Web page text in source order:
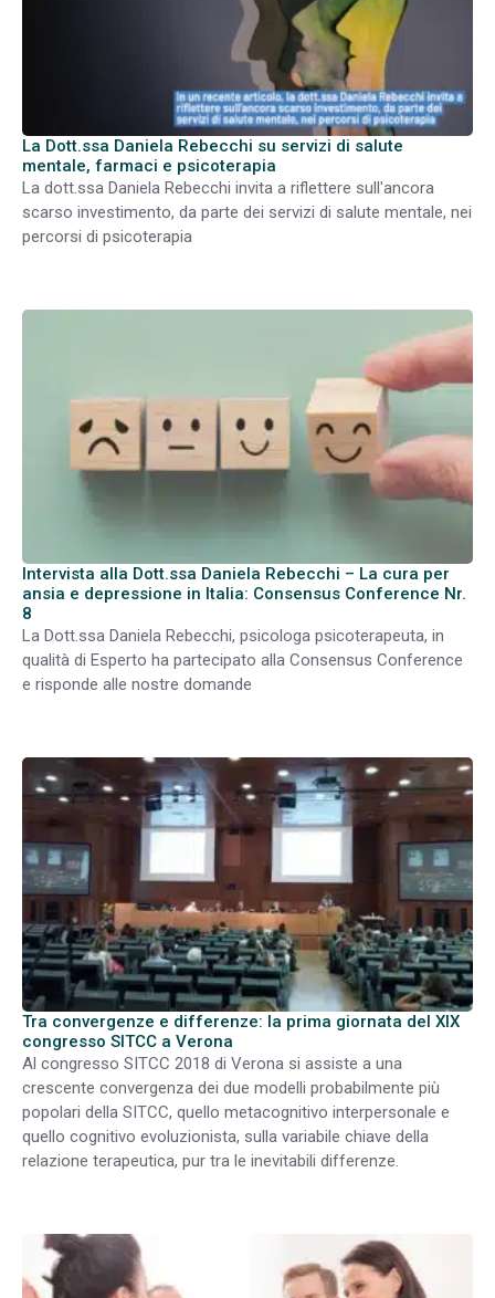
La Dott.ssa Daniela Rebecchi su servizi di salute
mentale, farmaci e psicoterapia
La dott.ssa Daniela Rebecchi invita a riflettere sull'ancora
scarso investimento, da parte dei servizi di salute mentale, nei
percorsi di psicoterapia
Intervista alla Dott.ssa Daniela Rebecchi – La cura per
ansia e depressione in Italia: Consensus Conference Nr.
8
La Dott.ssa Daniela Rebecchi, psicologa psicoterapeuta, in
qualità di Esperto ha partecipato alla Consensus Conference
e risponde alle nostre domande
Tra convergenze e differenze: la prima giornata del XIX
congresso SITCC a Verona
Al congresso SITCC 2018 di Verona si assiste a una
crescente convergenza dei due modelli probabilmente più
popolari della SITCC, quello metacognitivo interpersonale e
quello cognitivo evoluzionista, sulla variabile chiave della
relazione terapeutica, pur tra le inevitabili differenze.